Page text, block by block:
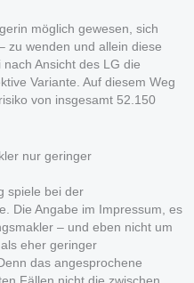
möglich gewesen, sich
zu wenden und allein diese
Ansicht des LG die
Variante. Auf diesem Weg
von insgesamt 52.150
nur geringer
spiele bei der
Die Angabe im Impressum, es
– und eben nicht um
eher geringer
das angesprochene